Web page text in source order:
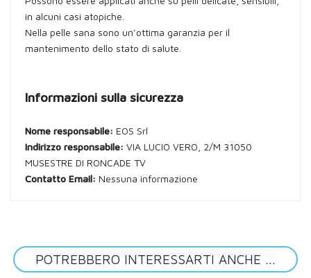
in alcuni casi atopiche.
Nella pelle sana sono un’ottima garanzia per il
mantenimento dello stato di salute.
Informazioni sulla sicurezza
Nome responsabile: EOS Srl
Indirizzo responsabile: VIA LUCIO VERO, 2/M 31050
MUSESTRE DI RONCADE TV
Contatto Email: Nessuna informazione
POTREBBERO INTERESSARTI ANCHE ...